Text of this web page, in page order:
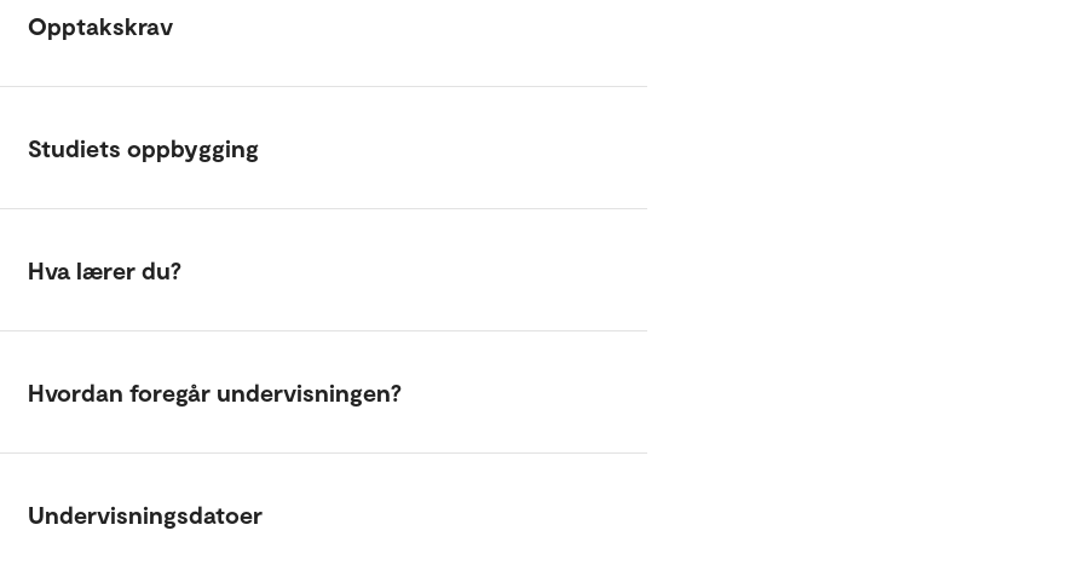
Opptakskrav
Studiets oppbygging
Hva lærer du?
Hvordan foregår undervisningen?
Undervisningsdatoer